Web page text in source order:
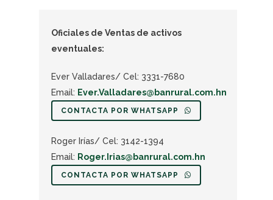
Oficiales de Ventas de activos
eventuales:
Ever Valladares/ Cel: 3331-7680
Email: Ever.Valladares@banrural.com.hn
CONTACTA POR WHATSAPP
Roger Irías/ Cel: 3142-1394
Email: Roger.Irias@banrural.com.hn
CONTACTA POR WHATSAPP